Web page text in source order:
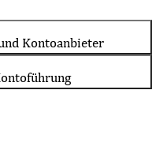
Kontoanbieter